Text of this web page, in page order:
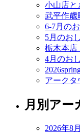
小山店と
武平作
6-7月の
5月のお
栃木本店
4月のお
アークタ
月別アー
2026年8月